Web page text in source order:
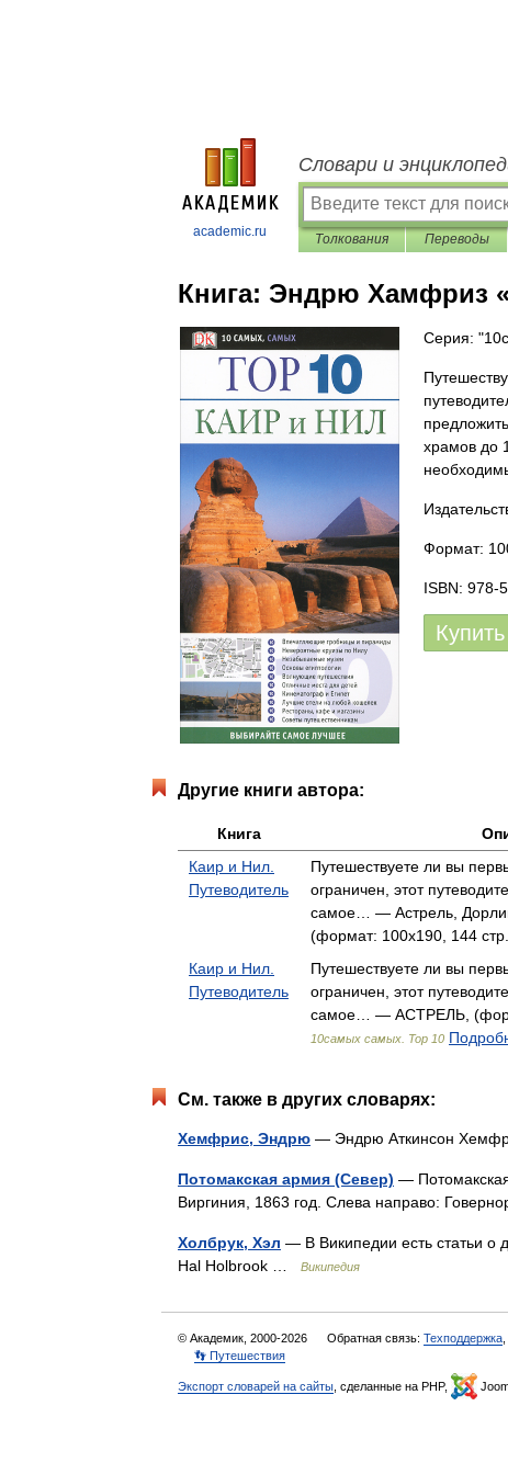
academic.ru
Словари и
Толкования Переводы
Книга: Эндрю Хамфриз
Серия:
храмов до
Формат:
ISBN: 978-
Другие книги автора:
Книга
Каир и Нил.
Путеводитель
Путешествуете ли вы
ограничен, этот
самое… — Астрель,
(формат: 100x190, 144
Каир и Нил.
Путеводитель
Путешествуете ли вы
ограничен, этот
самое… — АСТРЕЛЬ,
10самых самых. Top 10
См. также в других словарях:
Хемфрис, Эндрю — Эндрю Аткинсон
Потомакская армия (Север) —
Виргиния, 1863 год. Слева направо:
Холбрук, Хэл — В Википедии есть статьи о
Hal Holbrook …
Википедия
© Академик, 2000-2026 Обратная связь: Техподдержка
👣 Путешествия
Экспорт словарей на сайты , сделанные на PHP,